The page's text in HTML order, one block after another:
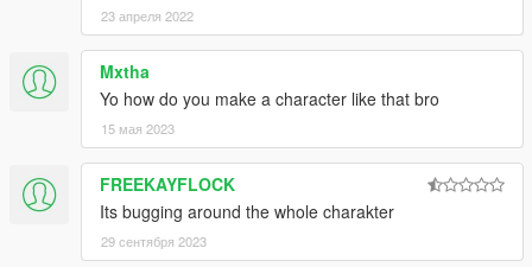
23 апреля 2022
Mxtha
Yo how do you make a character like that bro
15 мая 2023
FREEKAYFLOCK
Its bugging around the whole charakter
29 сентября 2023